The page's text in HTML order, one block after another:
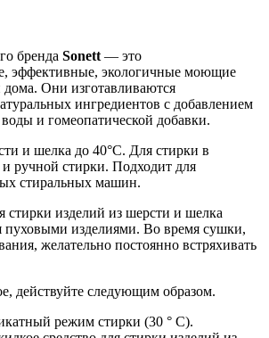
бренда Sonett — это
эффективные, экологичные моющие
дома. Они изготавливаются
ингредиентов с добавлением
и гомеопатической добавки.
и шелка до 40°C. Для стирки в
ручной стирки. Подходит для
стиральных машин.
стирки изделий из шерсти и шелка
пуховыми изделиями. Во время сушки,
желательно постоянно встряхивать
действуйте следующим образом.
режим стирки (30 ° C).